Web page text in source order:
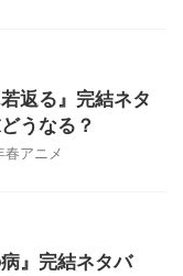
返る』完結ネタ
うなる？
アニメ
』完結ネタバ